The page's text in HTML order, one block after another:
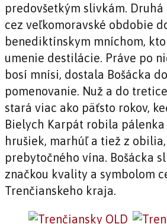
predovšetkým slivkám.
cez veľkomoravské obdobie
benediktínskym mníchom,
umenie destilácie. Práve po
bosí mnísi, dostala Bošácka
pomenovanie. Nuž a do
stará viac ako päťsto rokov,
Bielych Karpát robila
hrušiek, marhúľ a tiež z
prebytočného vína. Bošácka
značkou kvality a symbolom
Trenčianskeho kraja.